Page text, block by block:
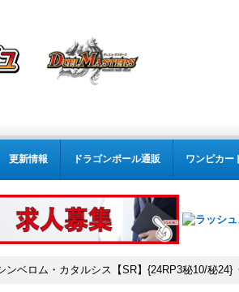
更新情報 ドラゴンボール通販 ワンピカー
ベロム・カタルシス【SR】{24RP3秘10/秘24}